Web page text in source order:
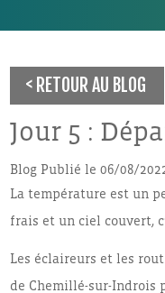
RETOUR AU BLOG
Jour 5 :
Blog Publié le 06/08/
La température est un
frais et un ciel couvert,
Les éclaireurs et les
de Chemillé-sur-Indrois